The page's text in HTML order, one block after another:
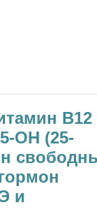
В12
OH (25-
и